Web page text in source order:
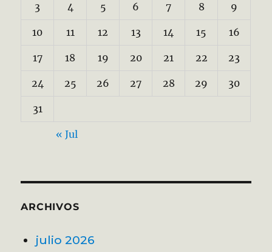
3 4 5 6 7 8 9
10 11 12 13 14 15 16
17 18 19 20 21 22 23
24 25 26 27 28 29 30
31
« Jul
ARCHIVOS
julio 2026